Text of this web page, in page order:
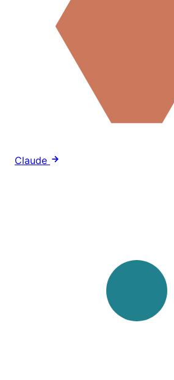
Claude